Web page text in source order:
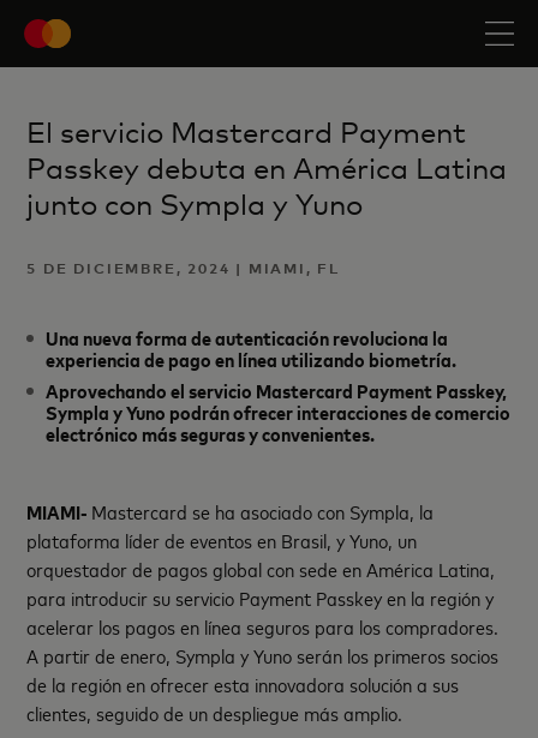
El servicio Mastercard Payment
Passkey debuta en América Latina
junto con Sympla y Yuno
5 DE DICIEMBRE, 2024 | MIAMI, FL
Una nueva forma de autenticación revoluciona la
experiencia de pago en línea utilizando biometría.
Aprovechando el servicio Mastercard Payment Passkey,
Sympla y Yuno podrán ofrecer interacciones de comercio
electrónico más seguras y convenientes.
MIAMI- Mastercard se ha asociado con Sympla, la
plataforma líder de eventos en Brasil, y Yuno, un
orquestador de pagos global con sede en América Latina,
para introducir su servicio Payment Passkey en la región y
acelerar los pagos en línea seguros para los compradores.
A partir de enero, Sympla y Yuno serán los primeros socios
de la región en ofrecer esta innovadora solución a sus
clientes, seguido de un despliegue más amplio.